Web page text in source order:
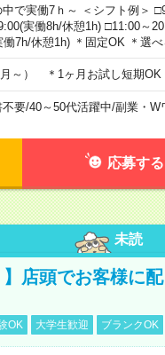
で実働7ｈ～ ＜シフト例＞
実働8h/休憩1h) □11:00～
7h/休憩1h) ＊固定OK ＊選べ
～） ＊1ヶ月お試し短期
要/40～50代活躍中/副業・W
応募する
未読
】店頭でお客様に
OK 大学生歓迎 ブランクOK